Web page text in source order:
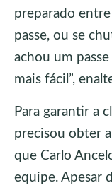
preparado
passe, ou se
achou um
mais fácil”,
Para garantir a
precisou obter
que Carlo
equipe. Apesar